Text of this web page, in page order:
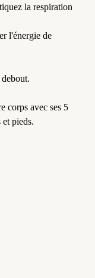
la respiration
l'énergie de
corps avec ses 5
et pieds.